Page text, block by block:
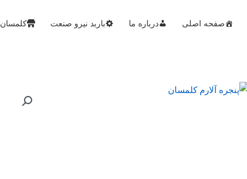
صفحه اصلی درباره ما باربد نیرو صنعت کلمسان